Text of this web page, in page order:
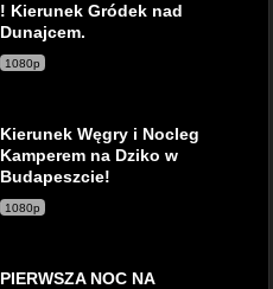
! Kierunek Gródek nad
Dunajcem.
1080p
Kierunek Węgry i Nocleg
Kamperem na Dziko w
Budapeszcie!
1080p
PIERWSZA NOC NA